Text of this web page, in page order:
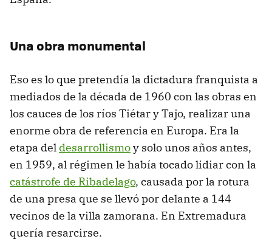
Una obra monumental
Eso es lo que pretendía la dictadura franquista a
mediados de la década de 1960 con las obras en
los cauces de los ríos Tiétar y Tajo, realizar una
enorme obra de referencia en Europa. Era la
etapa del desarrollismoy solo unos años antes,
en 1959, al régimen le había tocado lidiar con la
catástrofe de Ribadelago, causada por la rotura
de una presa que se llevó por delante a 144
vecinos de la villa zamorana. En Extremadura
quería resarcirse.